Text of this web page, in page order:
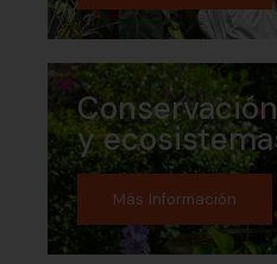
y
Más Información